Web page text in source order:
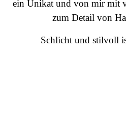
ein Unikat und von mir mit
zum Detail von
Schlicht und stilvoll